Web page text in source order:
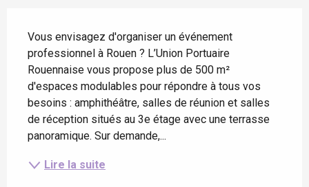
Vous envisagez d'organiser un événement
professionnel à Rouen ? L’Union Portuaire
Rouennaise vous propose plus de 500 m²
d'espaces modulables pour répondre à tous vos
besoins : amphithéâtre, salles de réunion et salles
de réception situés au 3e étage avec une terrasse
panoramique. Sur demande,...
Lire la suite